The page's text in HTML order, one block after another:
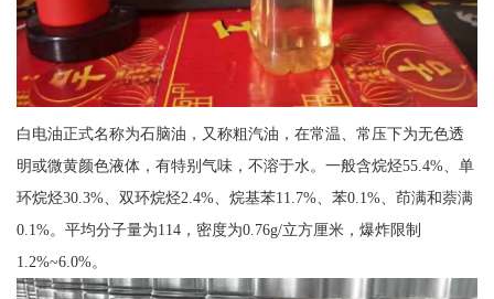
白电油正式名称为石脑油，又称粗汽油，在常温、常压下为无色透
明或微黄颜色液体，有特别气味，不溶于水。一般含烷烃55.4%、单
环烷烃30.3%、双环烷烃2.4%、烷基苯11.7%、苯0.1%、茚满和萘满
0.1%。平均分子量为114，密度为0.76g/立方厘米，爆炸限制
1.2%~6.0%。